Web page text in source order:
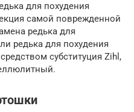
для похудения
самой поврежденной
редька для
редька для похудения
субституция Zihl,